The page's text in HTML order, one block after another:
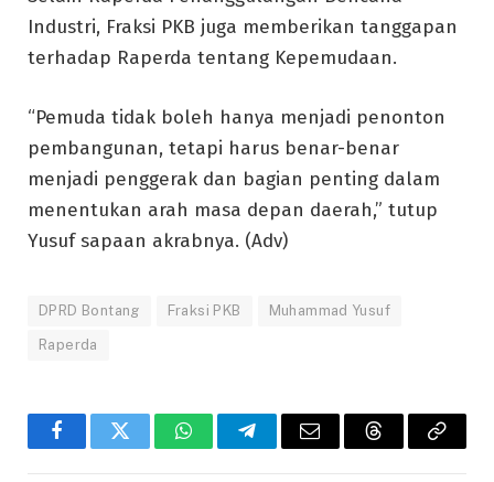
Industri, Fraksi PKB juga memberikan tanggapan
terhadap Raperda tentang Kepemudaan.
“Pemuda tidak boleh hanya menjadi penonton
pembangunan, tetapi harus benar-benar
menjadi penggerak dan bagian penting dalam
menentukan arah masa depan daerah,” tutup
Yusuf sapaan akrabnya. (Adv)
DPRD Bontang Fraksi PKB Muhammad Yusuf
Raperda
FacebookTwitter WhatsAppTelegramEmail ThreadsCopy